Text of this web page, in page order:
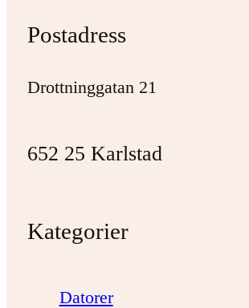
Postadress
Drottninggatan 21
652 25 Karlstad
Kategorier
Datorer